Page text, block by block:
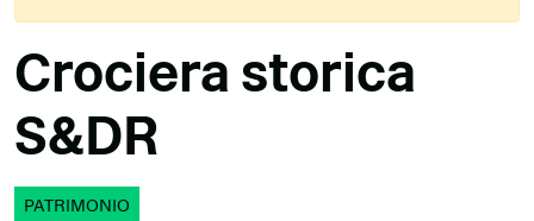
Crociera storica
S&DR
PATRIMONIO